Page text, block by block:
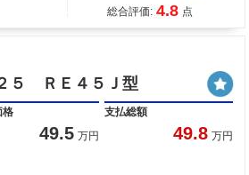
総合評価: 4.8 点
５ ＲＥ４５Ｊ型
格
49.5 万円
支払総額
49.8 万円